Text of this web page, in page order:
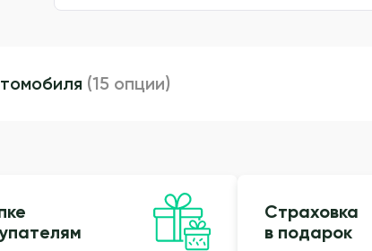
(15 опции)
Страховка
в подарок